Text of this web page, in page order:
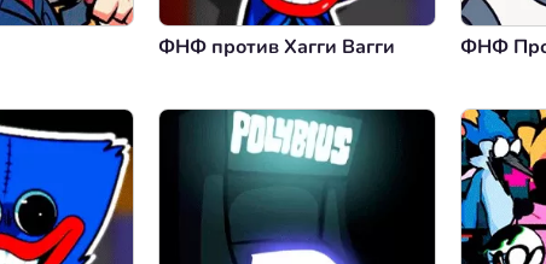
ФНФ против Хагги Вагги ФНФ